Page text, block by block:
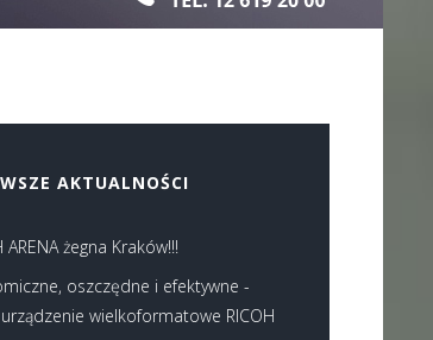
AKTUALNOŚCI
ARENA żegna Kraków!!!
oszczędne i efektywne -
wielkoformatowe RICOH